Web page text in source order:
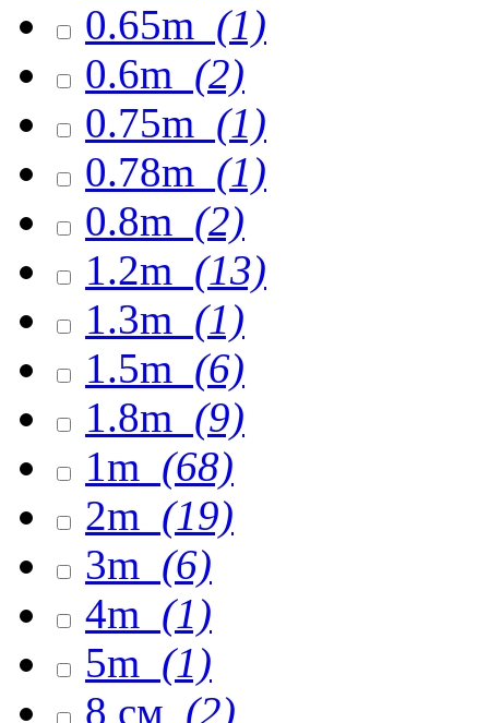
0.65m (1)
0.6m (2)
0.75m (1)
0.78m (1)
0.8m (2)
1.2m (13)
1.3m (1)
1.5m (6)
1.8m (9)
1m (68)
2m (19)
3m (6)
4m (1)
5m (1)
8 см (2)